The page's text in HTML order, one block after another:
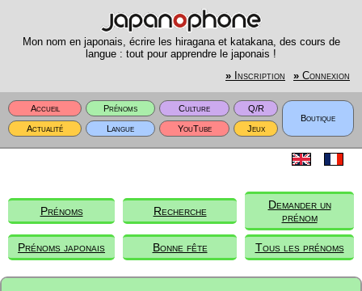
Mon nom en japonais, écrire les hiragana et katakana, des cours de
langue : tout pour apprendre le japonais !
» Inscription » Connexion
Accueil Prénoms Culture
Q/R
Boutique
Actualité
Langue YouTube Jeux
Prénoms Recherche
Demander un
prénom
Prénoms japonais Bonne fête Tous les prénoms